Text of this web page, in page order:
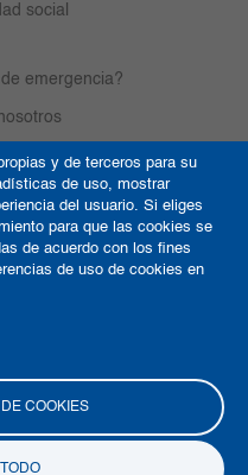
y de terceros para su
de uso, mostrar
del usuario. Si eliges
para que las cookies se
de acuerdo con los fines
de uso de cookies en
COOKIES
social
emergencia?
autor